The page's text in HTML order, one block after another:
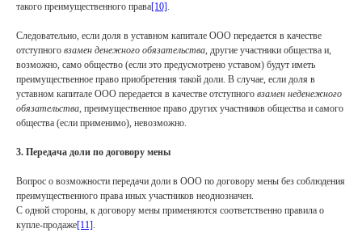
такого преимущественного права[10].
Следовательно, если доля в уставном капитале ООО передается в качестве
отступного взамен денежного обязательства, другие участники общества и,
возможно, само общество (если это предусмотрено уставом) будут иметь
преимущественное право приобретения такой доли. В случае, если доля в
уставном капитале ООО передается в качестве отступного взамен неденежного
обязательства, преимущественное право других участников общества и самого
общества (если применимо), невозможно.
3. Передача доли по договору мены
Вопрос о возможности передачи доли в ООО по договору мены без соблюдения
преимущественного права иных участников неоднозначен.
С одной стороны, к договору мены применяются соответственно правила о
купле-продаже[11].